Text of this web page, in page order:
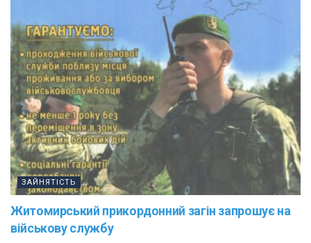
ЗАЙНЯТІСТЬ
Житомирський прикордонний загін запрошує на
військову службу